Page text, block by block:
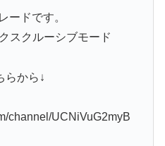
ードです。
スクルーシブモード
らから↓
channel/UCNiVuG2myB